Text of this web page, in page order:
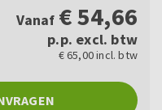
Vanaf €54,66
p.p. excl. btw
€ 65,00 incl. btw